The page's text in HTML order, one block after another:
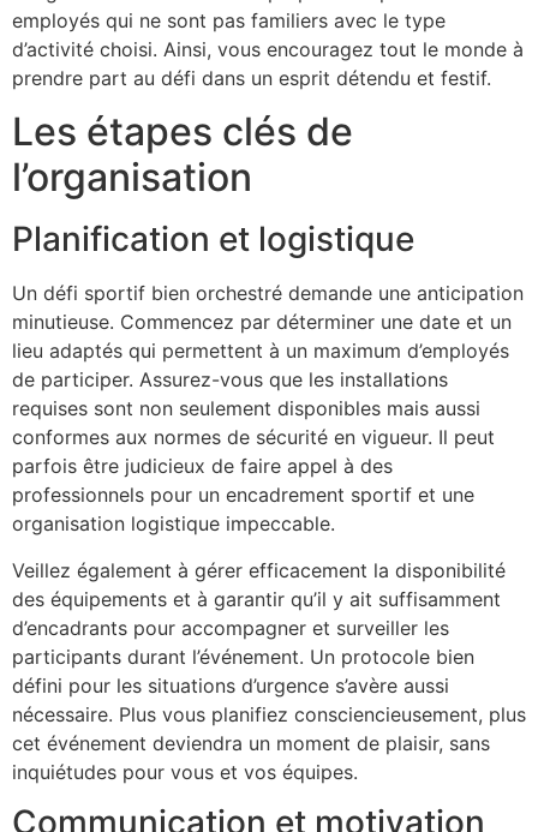
employés qui ne sont pas familiers avec le type
d’activité choisi. Ainsi, vous encouragez tout le monde à
prendre part au défi dans un esprit détendu et festif.
Les étapes clés de
l’organisation
Planification et logistique
Un défi sportif bien orchestré demande une anticipation
minutieuse. Commencez par déterminer une date et un
lieu adaptés qui permettent à un maximum d’employés
de participer. Assurez-vous que les installations
requises sont non seulement disponibles mais aussi
conformes aux normes de sécurité en vigueur. Il peut
parfois être judicieux de faire appel à des
professionnels pour un encadrement sportif et une
organisation logistique impeccable.
Veillez également à gérer efficacement la disponibilité
des équipements et à garantir qu’il y ait suffisamment
d’encadrants pour accompagner et surveiller les
participants durant l’événement. Un protocole bien
défini pour les situations d’urgence s’avère aussi
nécessaire. Plus vous planifiez consciencieusement, plus
cet événement deviendra un moment de plaisir, sans
inquiétudes pour vous et vos équipes.
Communication et motivation